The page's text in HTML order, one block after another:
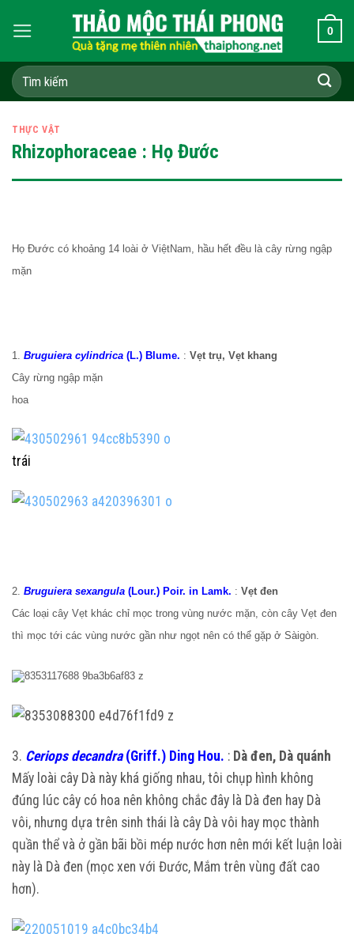
0
Tìm
kiếm:
THỰC VẬT
Rhizophoraceae : Họ Đước
Họ Đước có khoảng 14 loài ở ViệtNam, hầu hết đều là cây rừng ngập
mặn
1. Bruguiera cylindrica (L.) Blume. : Vẹt trụ, Vẹt khang
Cây rừng ngập mặn
hoa
trái
2. Bruguiera sexangula (Lour.) Poir. in Lamk. : Vẹt đen
Các loại cây Vẹt khác chỉ mọc trong vùng nước mặn, còn cây Vẹt đen
thì mọc tới các vùng nước gần như ngọt nên có thể gặp ở Sàigòn.
3. Ceriops decandra(Griff.) Ding Hou. : Dà đen, Dà quánh
Mấy loài cây Dà này khá giống nhau, tôi chụp hình không
đúng lúc cây có hoa nên không chắc đây là Dà đen hay Dà
vôi, nhưng dựa trên sinh thái là cây Dà vôi hay mọc thành
quần thể và ở gần bãi bồi mép nước hơn nên mới kết luận loài
này là Dà đen (mọc xen với Đước, Mắm trên vùng đất cao
hơn).